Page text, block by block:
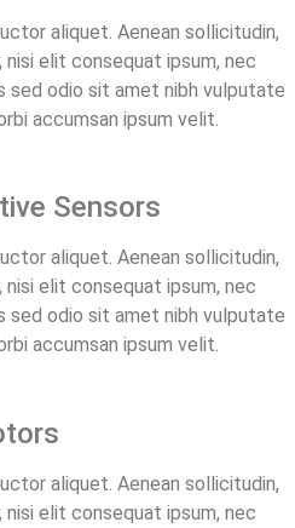
aliquet. Aenean sollicitudin,
elit consequat ipsum, nec
sed odio sit amet nibh vulputate
accumsan ipsum velit.
Sensors​
aliquet. Aenean sollicitudin,
nisi elit consequat ipsum, nec
sed odio sit amet nibh vulputate
accumsan ipsum velit.
aliquet. Aenean sollicitudin,
elit consequat ipsum, nec